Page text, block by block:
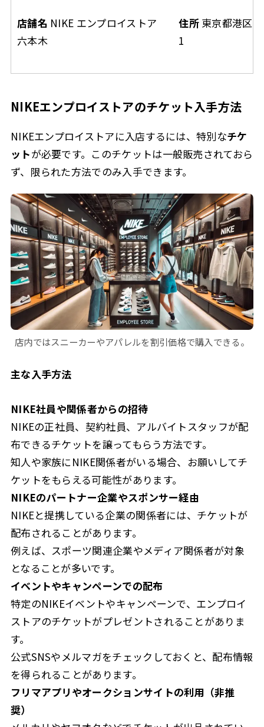
店舗名 NIKE エンプロイストア
六本木
住所東京都港区
1
NIKEエンプロイストアのチケット入手方法
NIKEエンプロイストアに入店するには、特別なチケ
ットが必要です。このチケットは一般販売されておら
ず、限られた方法でのみ入手できます。
店内ではスニーカーやアパレルを割引価格で購入できる。
主な入手方法
NIKE社員や関係者からの招待
NIKEの正社員、契約社員、アルバイトスタッフが配
布できるチケットを譲ってもらう方法です。
知人や家族にNIKE関係者がいる場合、お願いしてチ
ケットをもらえる可能性があります。
NIKEのパートナー企業やスポンサー経由
NIKEと提携している企業の関係者には、チケットが
配布されることがあります。
例えば、スポーツ関連企業やメディア関係者が対象
となることが多いです。
イベントやキャンペーンでの配布
特定のNIKEイベントやキャンペーンで、エンプロイ
ストアのチケットがプレゼントされることがありま
す。
公式SNSやメルマガをチェックしておくと、配布情報
を得られることがあります。
フリマアプリやオークションサイトの利用（非推
奨）